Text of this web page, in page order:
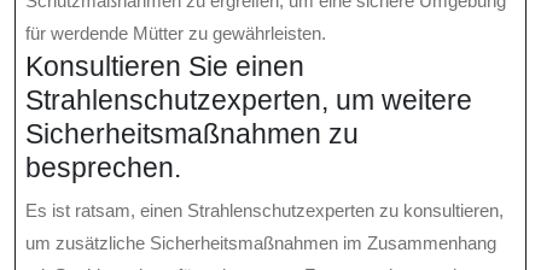
für werdende Mütter zu gewährleisten.
Konsultieren Sie einen
Strahlenschutzexperten, um weitere
Sicherheitsmaßnahmen zu
besprechen.
Es ist ratsam, einen Strahlenschutzexperten zu konsultieren,
um zusätzliche Sicherheitsmaßnahmen im Zusammenhang